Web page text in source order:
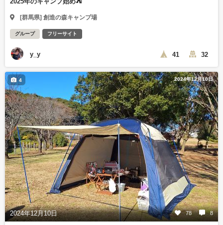
[群馬県] 創造の森キャンプ場
グループ フリーサイト
y_y 41 32
2024年12月10日
2024年12月10日 78 8
4